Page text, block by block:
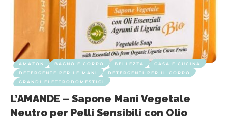
AMAZON BAGNO E CORPO BELLEZZA
CASA E CUCINA
DETERGENTE PER LE MANI
DETERGENTI PER IL CORPO
GRANDI ELETTRODOMESTICI
L’AMANDE – Sapone Mani Vegetale
Neutro per Pelli Sensibili con Olio